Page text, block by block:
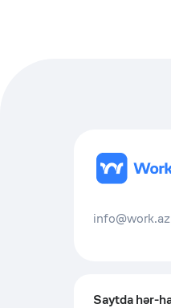
info@work.az
Saytda hər-